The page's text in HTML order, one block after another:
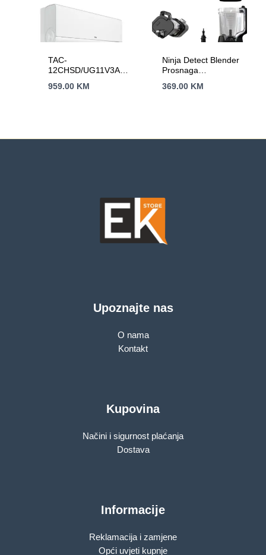
TAC-
12CHSD/UG11V3AH
959.00 KM
Ninja Detect Blender
Prosnaga
tehn.15 funk,2.1L
369.00 KM
Upoznajte nas
O nama
Kontakt
Kupovina
Načini i sigurnost plaćanja
Dostava
Informacije
Reklamacija i zamjene
Opći uvjeti kupnje